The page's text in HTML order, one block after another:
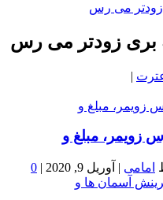
بری زودتر می رس
|
زویمر، مبلغ و
امامی | آوریل 9, 2020 |
0